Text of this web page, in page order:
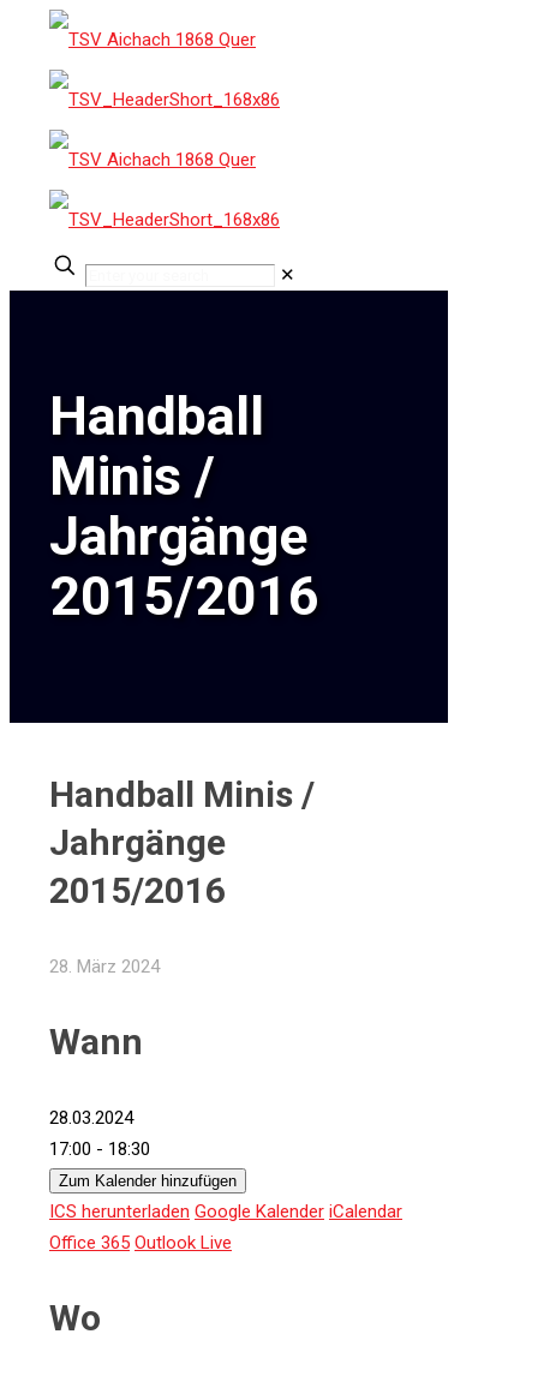
✕
Handball
Minis /
Jahrgänge
2015/2016
Handball Minis /
Jahrgänge
2015/2016
28. März 2024
Wann
28.03.2024
17:00 - 18:30
Zum Kalender hinzufügen
ICS herunterladen Google Kalender iCalendar
Office 365 Outlook Live
Wo